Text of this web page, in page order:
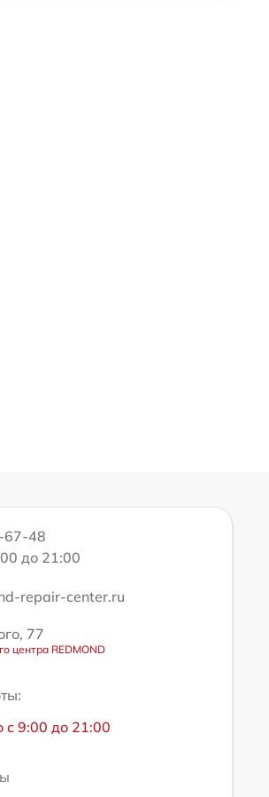
67-48
до 21:00
repair-center.ru
77
центра REDMOND
с 9:00 до 21:00